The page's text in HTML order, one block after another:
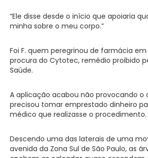
“Ele disse desde o início que apoiaria
minha sobre o meu corpo.”
Foi F. quem peregrinou de farmácia
procura do Cytotec, remédio proibido
Saúde.
A aplicação acabou não provocando o
precisou tomar emprestado dinheiro
médico que realizasse o procedimento.
Descendo uma das laterais de uma
avenida da Zona Sul de São Paulo, as